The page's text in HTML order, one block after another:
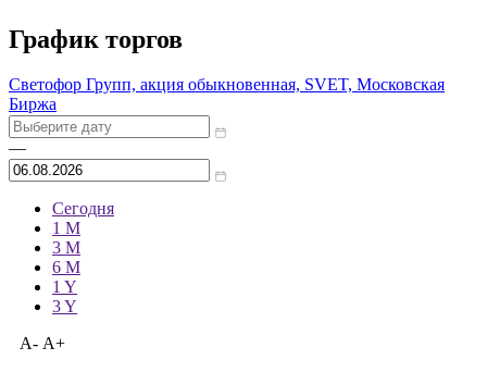
График торгов
Светофор Групп, акция обыкновенная, SVET, Московская
Биржа
—
Сегодня
1 M
3 M
6 M
1 Y
3 Y